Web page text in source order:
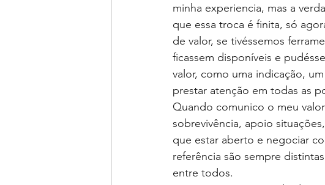
minha experiencia, mas a
que essa troca é finita, só
de valor, se tivéssemos
ficassem disponíveis e
valor, como uma indicação,
prestar atenção em todas as
Quando comunico o meu
sobrevivência, apoio
que estar aberto e negociar
referência são sempre
entre todos.